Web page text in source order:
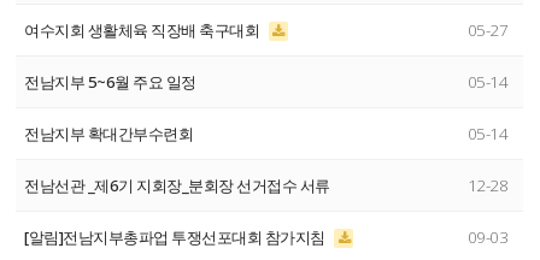
여수지회 생활체육 직장배 축구대회 05-27
전남지부 5~6월 주요 일정 05-14
전남지부 확대간부수련회 05-14
전남선관 _제6기 지회장_분회장 선거접수 서류 12-28
[알림]전남지부총파업 투쟁선포대회 참가지침 09-03